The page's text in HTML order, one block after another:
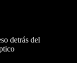
detrás del